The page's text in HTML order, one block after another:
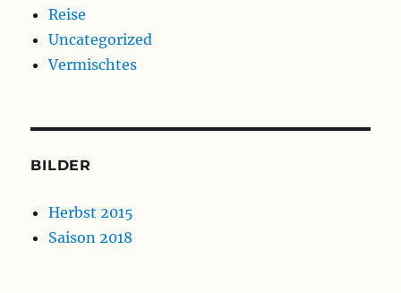
Reise
Uncategorized
Vermischtes
BILDER
Herbst 2015
Saison 2018